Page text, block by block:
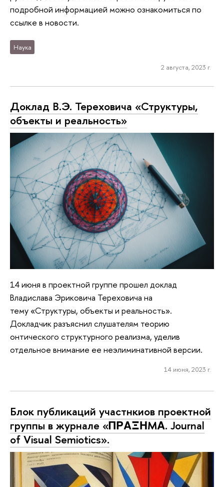
подробной информацией можно ознакомиться по
ссылке в новости.
Наука
2 августа, 2023 г.
Доклад В.Э. Тереховича «Структуры,
объекты и реальность»
14 июня в проектной группе прошел доклад
Владислава Эриковича Тереховича на
тему «Структуры, объекты и реальность».
Докладчик разъяснил слушателям теорию
онтического структурного реализма, уделив
отдельное внимание ее неэлиминативной версии.
14 июня, 2023 г.
Блок публикаций участнкиов проектной
группы в журнале «ΠΡΑΞΗMΑ. Journal
of Visual Semiotics».